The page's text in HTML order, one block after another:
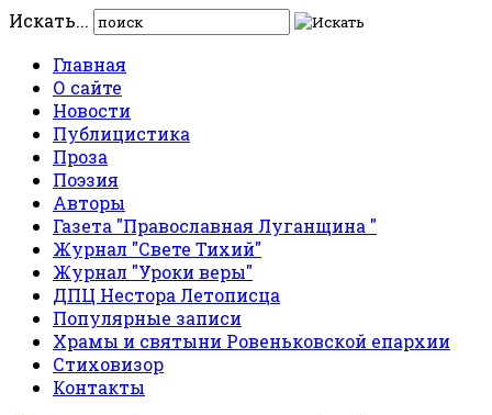
Искать...
Главная
О сайте
Новости
Публицистика
Проза
Поэзия
Авторы
Газета "Православная Луганщина "
Журнал "Свете Тихий"
Журнал "Уроки веры"
ДПЦ Нестора Летописца
Популярные записи
Храмы и святыни Ровеньковской епархии
Стиховизор
Контакты